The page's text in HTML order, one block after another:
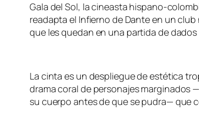
Gala del Sol, la cineasta hispano-
readapta el Infierno de Dante en un
que les quedan en una partida de
La cinta es un despliegue de estética
drama coral de personajes marginados
su cuerpo antes de que se pudra— que